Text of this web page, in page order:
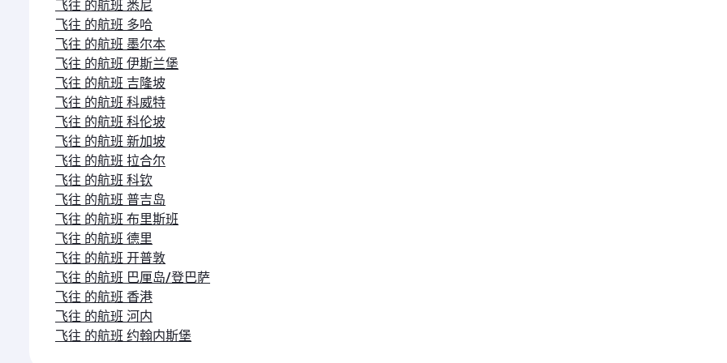
飞往 的航班 悉尼
飞往 的航班 多哈
飞往 的航班 墨尔本
飞往 的航班 伊斯兰堡
飞往 的航班 吉隆坡
飞往 的航班 科威特
飞往 的航班 科伦坡
飞往 的航班 新加坡
飞往 的航班 拉合尔
飞往 的航班 科钦
飞往 的航班 普吉岛
飞往 的航班 布里斯班
飞往 的航班 德里
飞往 的航班 开普敦
飞往 的航班 巴厘岛/登巴萨
飞往 的航班 香港
飞往 的航班 河内
飞往 的航班 约翰内斯堡